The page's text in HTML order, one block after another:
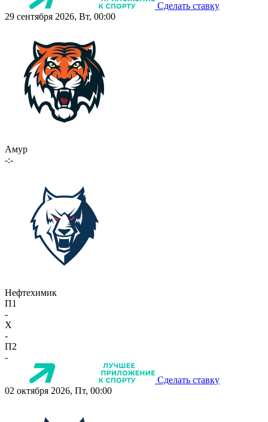
Сделать ставку
29 сентября 2026, Вт, 00:00
Амур
-:-
Нефтехимик
П1
-
X
-
П2
-
Сделать ставку
02 октября 2026, Пт, 00:00